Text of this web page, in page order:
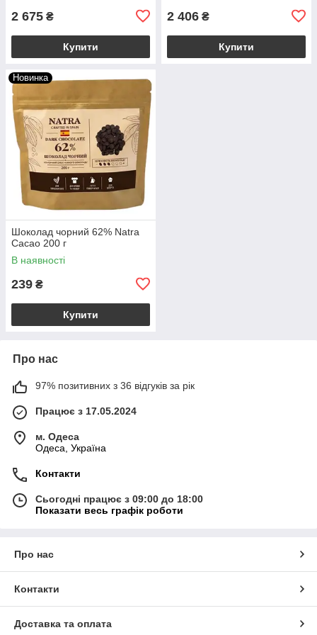
2 675 ₴
Купити
2 406 ₴
Купити
Новинка
Шоколад чорний 62% Natra
Cacao 200 г
В наявності
239 ₴
Купити
Про нас
97% позитивних з 36 відгуків за рік
Працює з 17.05.2024
м. Одеса
Одеса, Україна
Контакти
Сьогодні працює з 09:00 до 18:00
Показати весь графік роботи
Про нас
Контакти
Доставка та оплата